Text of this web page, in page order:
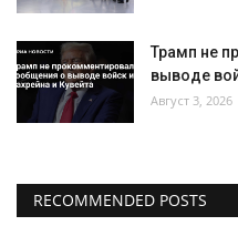
Трамп не
выводе
Август 3, 2026
RECOMMENDED POSTS